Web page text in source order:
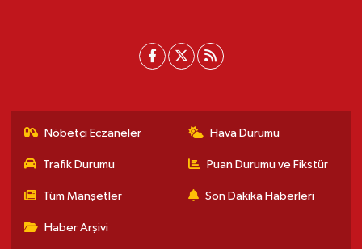
Nöbetçi Eczaneler Hava Durumu
Trafik Durumu Puan Durumu ve Fikstür
Tüm Manşetler Son Dakika Haberleri
Haber Arşivi